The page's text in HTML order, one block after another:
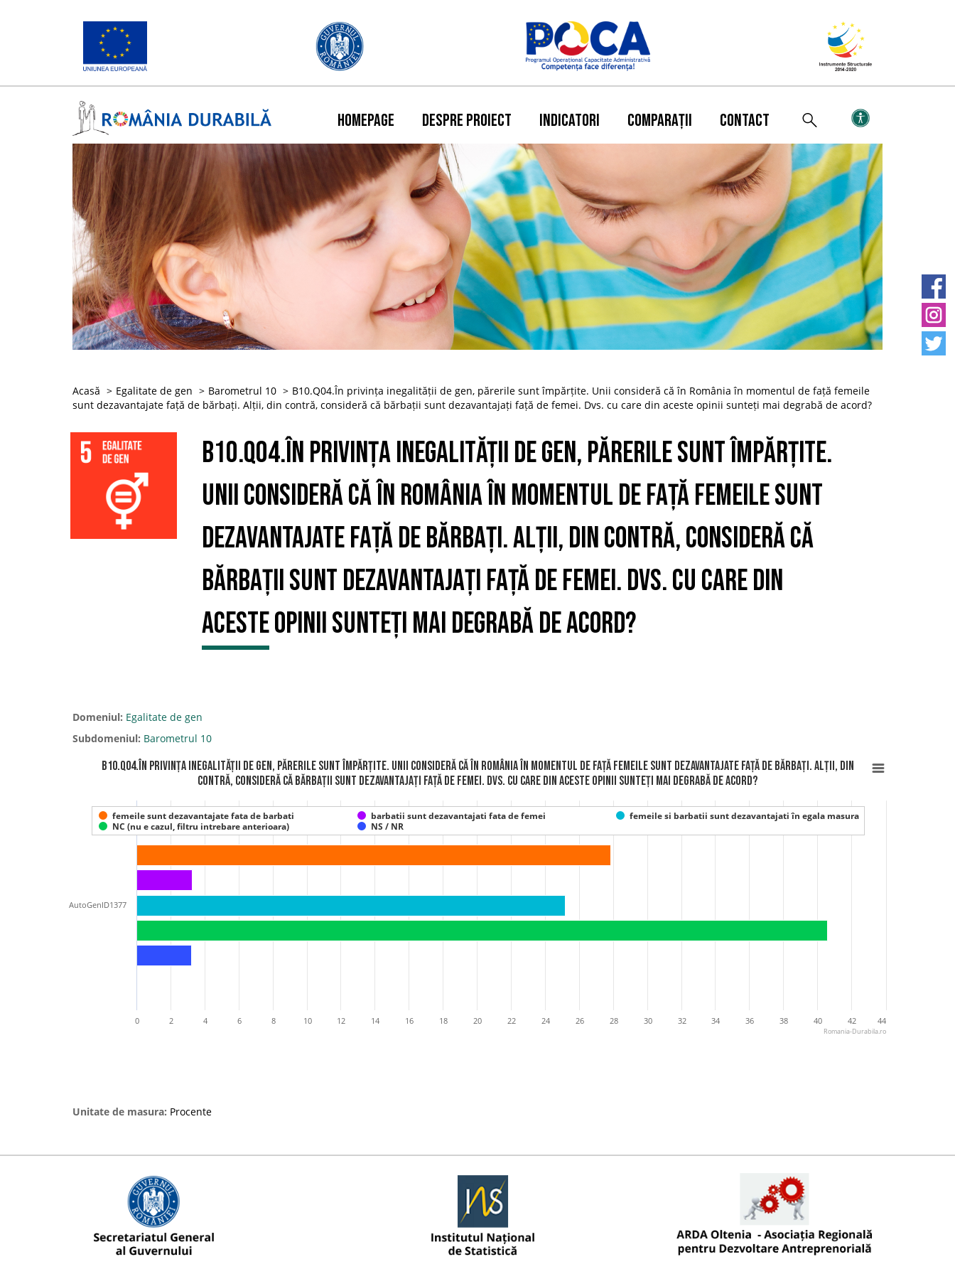
HOMEPAGE DESPRE PROIECT INDICATORI COMPARAȚII CONTACT
Acasă Egalitate de gen Barometrul 10
B10.Q04.În privința inegalității de gen, părerile sunt împărțite. Unii consideră că în România în momentul de față femeile
sunt dezavantajate față de bărbați. Alții, din contră, consideră că bărbații sunt dezavantajați față de femei. Dvs. cu care din aceste opinii sunteți mai degrabă de acord?
B10.Q04.În privința inegalității de gen, părerile sunt împărțite.
Unii consideră că în România în momentul de față femeile sunt
dezavantajate față de bărbați. Alții, din contră, consideră că
bărbații sunt dezavantajați față de femei. Dvs. cu care din
aceste opinii sunteți mai degrabă de acord?
Domeniul: Egalitate de gen
Subdomeniul: Barometrul 10
B10.Q04.În privința inegalității de gen, părerile sunt împărțite. Unii consideră că în România în momentul de față femeile sunt dezavantajate față de bărbați. Alții, din
contră, consideră că bărbații sunt dezavantajați față de femei. Dvs. cu care din aceste opinii sunteți mai degrabă de acord?
femeile sunt dezavantajate fata de barbati barbatii sunt dezavantajati fata de femei
femeile si barbatii sunt dezavantajati în egala masura
NC (nu e cazul, filtru intrebare anterioara)
NS / NR
AutoGenID1377
0 2 4 6 8 10 12 14 16 18 20 22 24 26 28 30 32 34 36 38 40 42 44
Romania-Durabila.ro
Unitate de masura: Procente